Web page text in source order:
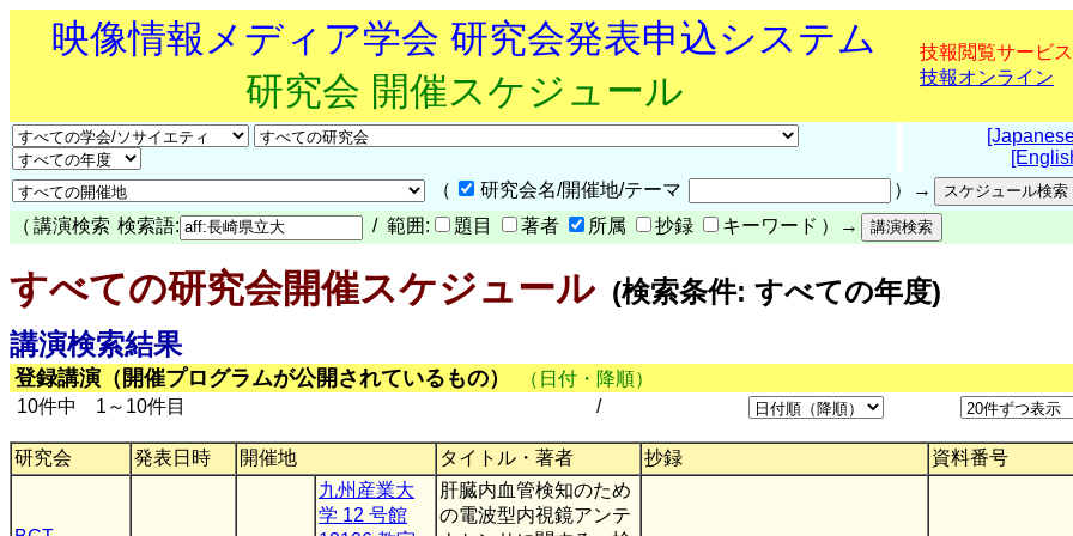
映像情報メディア学会 研究会発表申込システム
研究会 開催スケジュール
技報閲覧サービス
技報オンライン
（
研究会名/開催地/テーマ
）→
（ 講演検索 検索語: / 範囲: 題目 著者 所属 抄録 キーワード ）→
すべての研究会開催スケジュール(検索条件: すべての年度)
講演検索結果
登録講演（開催プログラムが公開されているもの）
（日付・降順）
10件中 1～10件目
/
研究会 発表日時 開催地 タイトル・著者 抄録 資料番号
九州産業大
学 12 号館
肝臓内血管検知のため
の電波型内視鏡アンテ